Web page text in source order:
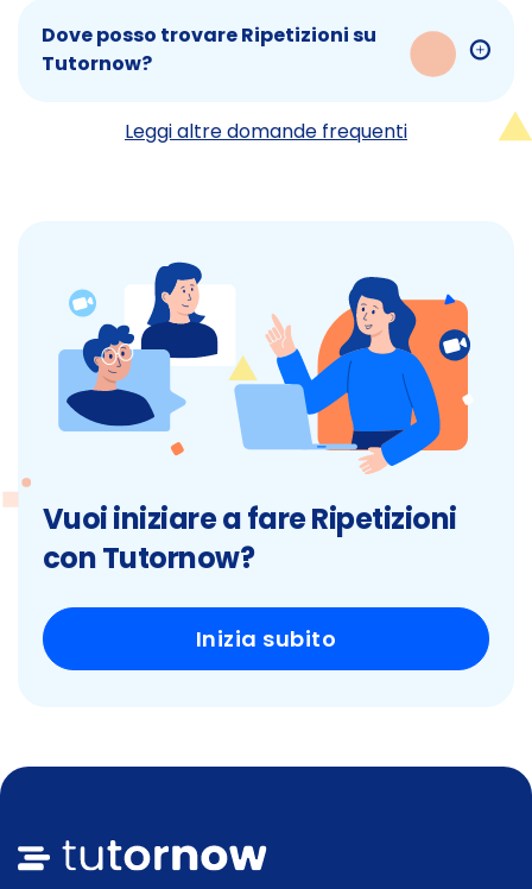
Dove posso trovare Ripetizioni su
Tutornow?
Leggi altre domande frequenti
Vuoi iniziare a fare Ripetizioni
con Tutornow?
Inizia subito